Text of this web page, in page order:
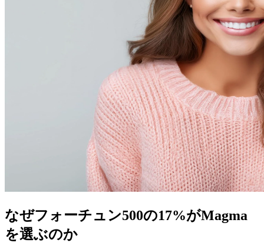
なぜフォーチュン500の17%がMagma
を選ぶのか